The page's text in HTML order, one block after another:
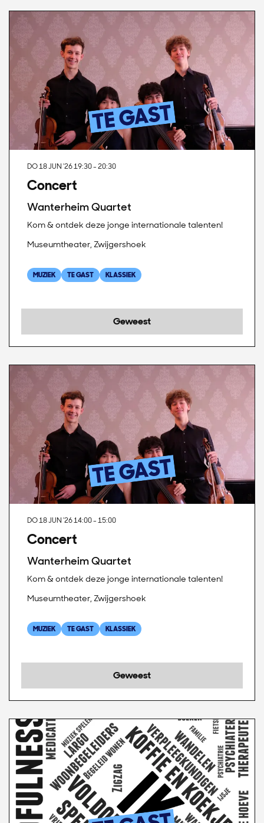
Concert
Wanterheim Quartet
DO 18 JUN '2619:30 - 20:30
Kom & ontdek deze jonge internationale talenten!
Museumtheater, Zwijgershoek
MUZIEK TE GAST KLASSIEK
Geweest
Concert
Wanterheim Quartet
DO 18 JUN '2614:00 - 15:00
Kom & ontdek deze jonge internationale talenten!
Museumtheater, Zwijgershoek
MUZIEK TE GAST KLASSIEK
Geweest